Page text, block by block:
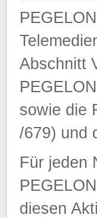
Abschnitt
sowie die
/679) und
Für jeden
diesen